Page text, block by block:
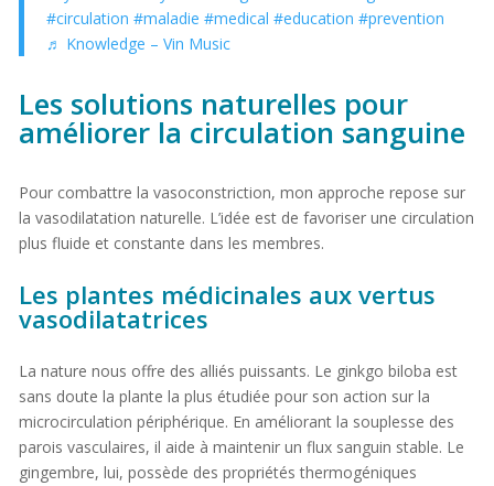
#circulation #maladie #medical #education #prevention
♬ Knowledge – Vin Music
Les solutions naturelles pour
améliorer la circulation sanguine
Pour combattre la vasoconstriction, mon approche repose sur
la vasodilatation naturelle. L’idée est de favoriser une circulation
plus fluide et constante dans les membres.
Les plantes médicinales aux vertus
vasodilatatrices
La nature nous offre des alliés puissants. Le ginkgo biloba est
sans doute la plante la plus étudiée pour son action sur la
microcirculation périphérique. En améliorant la souplesse des
parois vasculaires, il aide à maintenir un flux sanguin stable. Le
gingembre, lui, possède des propriétés thermogéniques